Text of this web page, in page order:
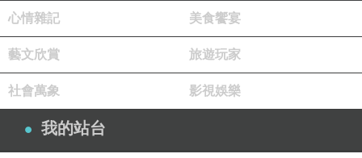
心情雜記 美食饗宴
藝文欣賞 旅遊玩家
社會萬象 影視娛樂
我的站台